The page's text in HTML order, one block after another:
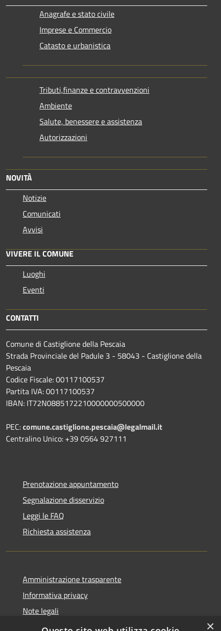
Anagrafe e stato civile
Imprese e Commercio
Catasto e urbanistica
Tributi,finanze e contravvenzioni
Ambiente
Salute, benessere e assistenza
Autorizzazioni
NOVITÀ
Notizie
Comunicati
Avvisi
VIVERE IL COMUNE
Luoghi
Eventi
CONTATTI
Comune di Castiglione della Pescaia
Strada Provinciale del Padule 3 - 58043 - Castiglione della
Pescaia
Codice Fiscale: 00117100537
Partita IVA: 00117100537
IBAN: IT72N0885172210000000500000
PEC:comune.castiglione.pescaia@legalmail.it
Centralino Unico: +39 0564 927111
Prenotazione appuntamento
Segnalazione disservizio
Leggi le FAQ
Richiesta assistenza
Amministrazione trasparente
Informativa privacy
Note legali
Dichiarazione di accessibilità
×